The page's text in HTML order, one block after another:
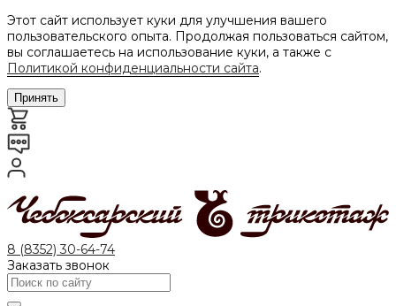
Этот сайт использует куки для улучшения вашего
пользовательского опыта. Продолжая пользоваться сайтом,
вы соглашаетесь на использование куки, а также с
Политикой конфиденциальности сайта.
Принять
8 (8352) 30-64-74
Заказать звонок